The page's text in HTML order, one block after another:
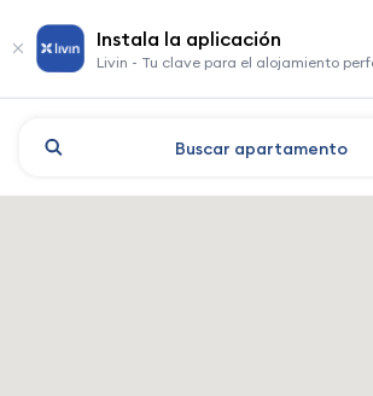
Instala la aplicación
Livin - Tu clave para el alojamiento
Buscar apartamento
Shanghai: hoteles